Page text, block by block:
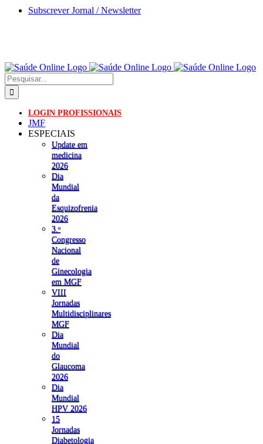
Skip
Subscrever Jornal / Newsletter
Pesquisar
LOGIN PROFISSIONAIS
JMF
ESPECIAIS
Update em
medicina
2026
Dia
Mundial
da
Esquizofrenia
2026
3.ᵒ
Congresso
Nacional
de
Ginecologia
em MGF
VIII
Jornadas
Multidisciplinares
MGF
Dia
Mundial
do
Glaucoma
2026
Dia
Mundial
HPV 2026
15
Jornadas
Diabetologia